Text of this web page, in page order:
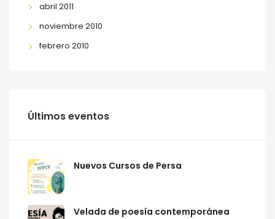
abril 2011
noviembre 2010
febrero 2010
Últimos eventos
Nuevos Cursos de Persa
Velada de poesía contemporánea